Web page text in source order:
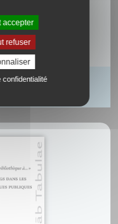
chinoise
accepter
refuser
confidentialité